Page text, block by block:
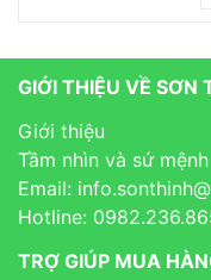
GIỚI THIỆU VỀ SƠN
Giới thiệu
Tầm nhìn và sứ mệnh
Email:
Hotline:
TRỢ GIÚP MUA